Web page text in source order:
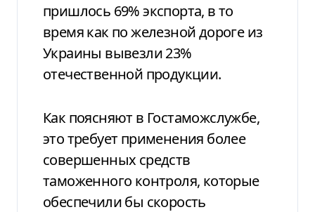
пришлось 69% экспорта, в то
время как по железной дороге из
Украины вывезли 23%
отечественной продукции.
Как поясняют в Гостаможслужбе,
это требует применения более
совершенных средств
таможенного контроля, которые
обеспечили бы скорость